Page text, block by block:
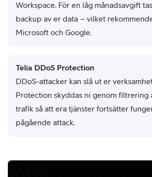
Workspace. För en låg månadsavgift
backup av er data – vilket
Microsoft och Google.
Telia DDoS Protection
DDoS-attacker kan slå ut er
Protection skyddas ni genom filtrering
trafik så att era tjänster fortsätter
pågående attack.